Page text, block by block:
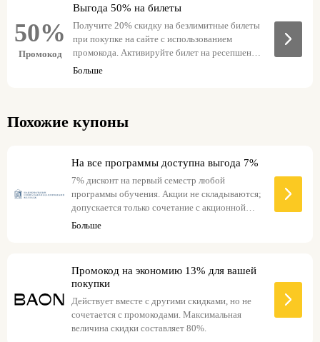
50%
Промокод
Выгода 50% на билеты
Получите 20% скидку на безлимитные билеты
при покупке на сайте с использованием
промокода. Активируйте билет на ресепшене и
получите 30% кэшбэк в виде скайбонусов,
мероприятий и не суммируется с другими
акциями.
Больше
Похожие купоны
На все программы доступна выгода 7%
7% дисконт на первый семестр любой
программы обучения. Акции не складываются;
допускается только сочетание с акционной
ценой на сайте.
Больше
Промокод на экономию 13% для вашей
покупки
Действует вместе с другими скидками, но не
сочетается с промокодами. Максимальная
величина скидки составляет 80%.